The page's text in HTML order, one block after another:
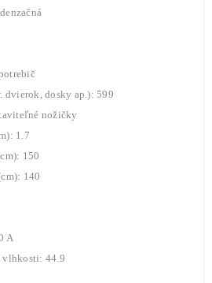
dvierok, dosky ap.): 599
nožičky
1.7
150
140
A
vlhkosti: 44.9